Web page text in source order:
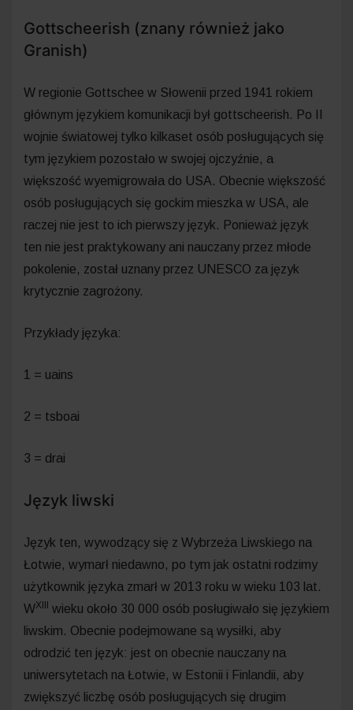
Gottscheerish (znany również jako
Granish)
W regionie Gottschee w Słowenii przed 1941 rokiem
głównym językiem komunikacji był gottscheerish. Po II
wojnie światowej tylko kilkaset osób posługujących się
tym językiem pozostało w swojej ojczyźnie, a
większość wyemigrowała do USA. Obecnie większość
osób posługujących się gockim mieszka w USA, ale
raczej nie jest to ich pierwszy język. Ponieważ język
ten nie jest praktykowany ani nauczany przez młode
pokolenie, został uznany przez UNESCO za język
krytycznie zagrożony.
Przykłady języka:
1 = uains
2 = tsboai
3 = drai
Język liwski
Język ten, wywodzący się z Wybrzeża Liwskiego na
Łotwie, wymarł niedawno, po tym jak ostatni rodzimy
użytkownik języka zmarł w 2013 roku w wieku 103 lat.
WXIII wieku około 30 000 osób posługiwało się językiem
liwskim. Obecnie podejmowane są wysiłki, aby
odrodzić ten język: jest on obecnie nauczany na
uniwersytetach na Łotwie, w Estonii i Finlandii, aby
zwiększyć liczbę osób posługujących się drugim